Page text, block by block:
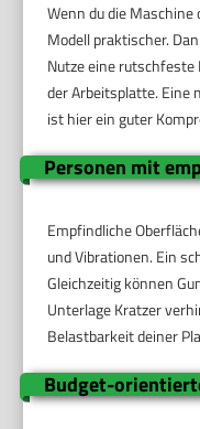
Wenn du die
Modell praktischer.
Nutze eine
der Arbeitsplatte.
ist hier ein guter
Personen mit
Empfindliche
und Vibrationen. Ein
Gleichzeitig können
Unterlage Kratzer
Belastbarkeit deiner
Budget-